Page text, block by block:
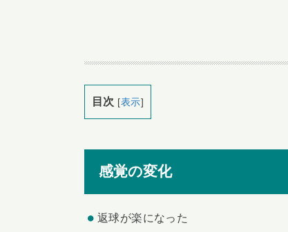
目次 [表示]
感覚の変化
返球が楽になった